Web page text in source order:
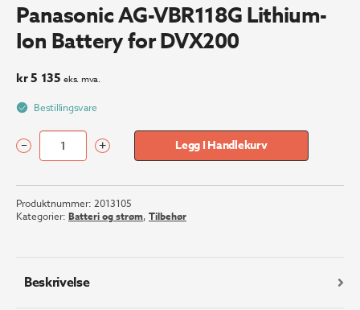
Panasonic AG-VBR118G Lithium-
Ion Battery for DVX200
kr5 135 eks. mva.
Bestillingsvare
Panasonic
VBR118G
Lithium-
Ion
DVX200
– + Legg I Handlekurv
Produktnummer: 2013105
Kategorier: Batteri og strøm, Tilbehør
Beskrivelse